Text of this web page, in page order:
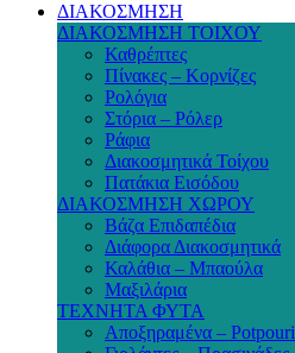
ΔΙΑΚΟΣΜΗΣΗ
ΔΙΑΚΟΣΜΗΣΗ ΤΟΙΧΟΥ
Καθρέπτες
Πίνακες – Κορνίζες
Ρολόγια
Στόρια – Ρόλερ
Ράφια
Διακοσμητικά Τοίχου
Πατάκια Εισόδου
ΔΙΑΚΟΣΜΗΣΗ ΧΩΡΟΥ
Βάζα Επιδαπέδια
Διάφορα Διακοσμητικά
Καλάθια – Μπαούλα
Μαξιλάρια
ΤΕΧΝΗΤΑ ΦΥΤΑ
Αποξηραμένα – Potpouri